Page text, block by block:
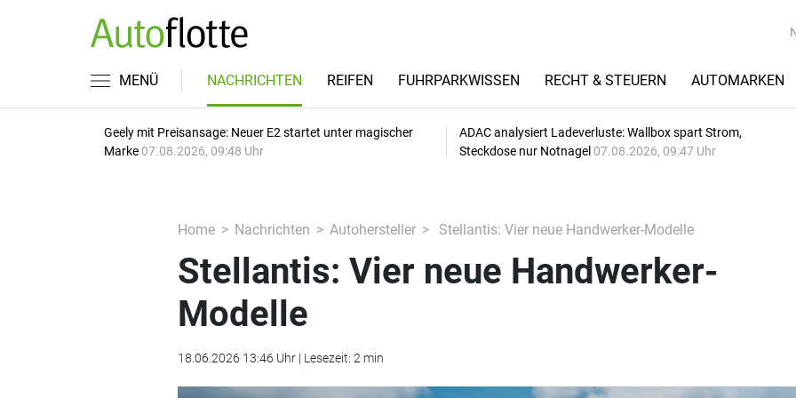
MENÜ NACHRICHTEN REIFEN FUHRPARKWISSEN RECHT & STEUERN AUTOMARKEN
Geely mit Preisansage: Neuer E2 startet unter magischer
Marke 07.08.2026, 09:48 Uhr
ADAC analysiert Ladeverluste: Wallbox spart Strom,
Steckdose nur Notnagel 07.08.2026, 09:47 Uhr
Home Nachrichten Autohersteller Stellantis: Vier neue Handwerker-Modelle
Stellantis: Vier neue Handwerker-
Modelle
18.06.2026 13:46 Uhr | Lesezeit: 2 min